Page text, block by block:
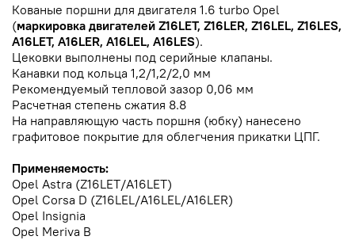
Кованые поршни для двигателя 1.6 turbo Opel
(маркировка двигателей Z16LET, Z16LER, Z16LEL, Z16LES,
A16LET, A16LER, A16LEL, A16LES).
Цековки выполнены под серийные клапаны.
Канавки под кольца 1,2/1,2/2,0 мм
Рекомендуемый тепловой зазор 0,06 мм
Расчетная степень сжатия 8.8
На направляющую часть поршня (юбку) нанесено
графитовое покрытие для облегчения прикатки ЦПГ.
Применяемость:
Opel Astra (Z16LET/A16LET)
Opel Corsa D (Z16LEL/A16LEL/A16LER)
Opel Insignia
Opel Meriva B